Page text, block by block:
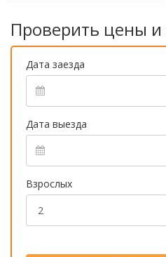
Проверить цены
Дата заезда
Дата выезда
Взрослых